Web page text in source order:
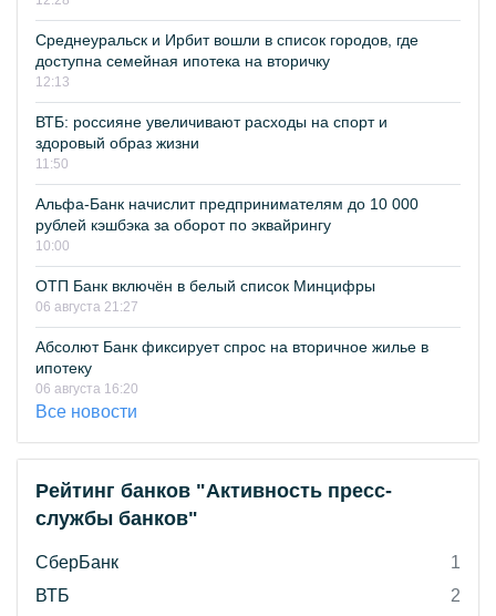
Среднеуральск и Ирбит вошли в список городов, где
доступна семейная ипотека на вторичку
12:13
ВТБ: россияне увеличивают расходы на спорт и
здоровый образ жизни
11:50
Альфа-Банк начислит предпринимателям до 10 000
рублей кэшбэка за оборот по эквайрингу
10:00
ОТП Банк включён в белый список Минцифры
06 августа 21:27
Абсолют Банк фиксирует спрос на вторичное жилье в
ипотеку
06 августа 16:20
Все новости
Рейтинг банков "Активность пресс-
службы банков"
СберБанк
1
ВТБ
2